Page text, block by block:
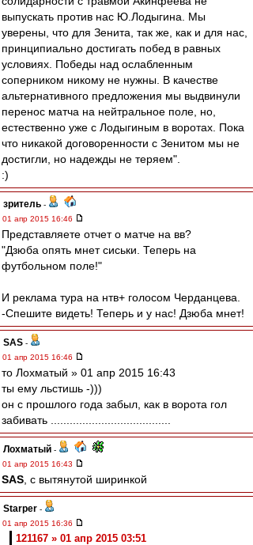
выпускать против нас Ю.Лодыгина. Мы
уверены, что для Зенита, так же, как и для нас,
принципиально достигать побед в равных
условиях. Победы над ослабленным
соперником никому не нужны. В качестве
альтернативного предложения мы выдвинули
перенос матча на нейтральное поле, но,
естественно уже с Лодыгиным в воротах. Пока
что никакой договоренности с Зенитом мы не
достигли, но надежды не теряем".
:)
зpитель -
01 апр 2015 16:46
Представляете отчет о матче на вв?
"Дзюба опять мнет сиськи. Теперь на
футбольном поле!"
И реклама тура на нтв+ голосом Черданцева.
-Спешите видеть! Теперь и у нас! Дзюба мнет!
SAS -
01 апр 2015 16:46
то Лохматый » 01 апр 2015 16:43
ты ему льстишь -)))
он с прошлого года забыл, как в ворота гол
забивать ......................................
Лохматый -
01 апр 2015 16:43
SAS , с вытянутой ширинкой
Starper -
01 апр 2015 16:36
121167 » 01 апр 2015 03:51